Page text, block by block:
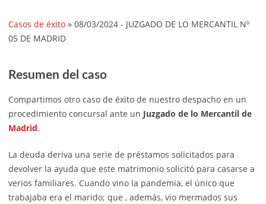
Casos de éxito » 08/03/2024 - JUZGADO DE LO MERCANTIL Nº
05 DE MADRID
Resumen del caso
Compartimos otro caso de éxito de nuestro despacho en un
procedimiento concursal ante un Juzgado de lo Mercantil de
Madrid.
La deuda deriva una serie de préstamos solicitados para
devolver la ayuda que este matrimonio solicitó para casarse a
verios familiares. Cuando vino la pandemia, el único que
trabajaba era el marido; que , además, vio mermados sus